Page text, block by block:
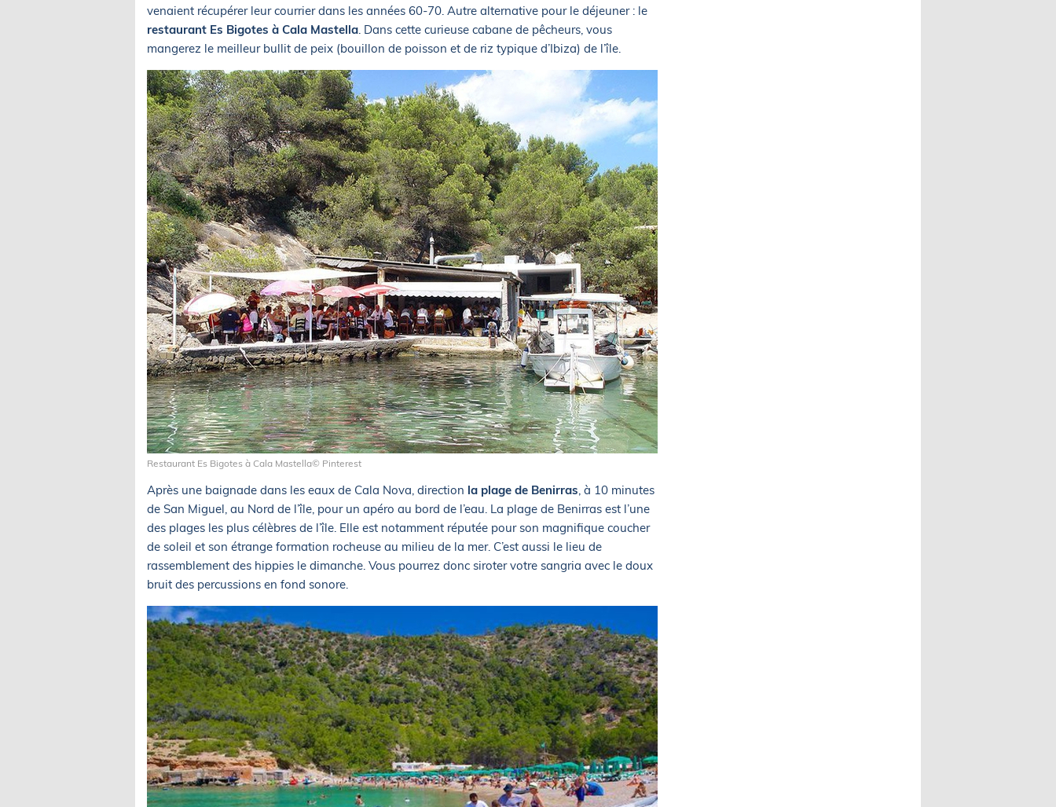
venaient récupérer leur courrier dans les années 60-70. Autre alternative pour le déjeuner : le
restaurant Es Bigotes à Cala Mastella. Dans cette curieuse cabane de pêcheurs, vous
mangerez le meilleur bullit de peix (bouillon de poisson et de riz typique d’Ibiza) de l’île.
Restaurant Es Bigotes à Cala Mastella© Pinterest
Après une baignade dans les eaux de Cala Nova, direction la plage de Benirras, à 10 minutes
de San Miguel, au Nord de l’île, pour un apéro au bord de l’eau. La plage de Benirras est l’une
des plages les plus célèbres de l’île. Elle est notamment réputée pour son magnifique coucher
de soleil et son étrange formation rocheuse au milieu de la mer. C’est aussi le lieu de
rassemblement des hippies le dimanche. Vous pourrez donc siroter votre sangria avec le doux
bruit des percussions en fond sonore.